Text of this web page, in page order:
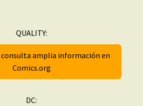
QUALITY:
consulta amplia información en
Comics.org
DC: